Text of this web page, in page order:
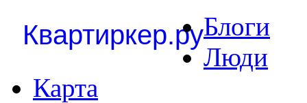
Квартиркер.руБлоги
Люди
Карта